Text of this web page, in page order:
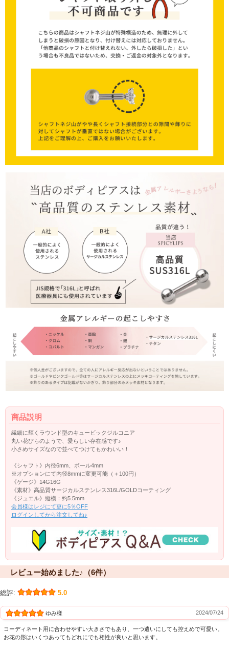
商品説明
繊細に輝くラウンド型のキュービックジルコニア
丸い花びらのようで、愛らしい存在感です♪
小さめサイズなので並べてつけてもかわいい！
《シャフト》内径6mm、ボール4mm
※オプションにて内径8mmに変更可能（＋100円）
《ゲージ》14G16G
《素材》高品質サージカルステンレス316L/GOLDコーティング
《ジュエル》縦横：約5.5mm
会員様はレジにて更に5％OFF
ログインしてから注文してね♪
レビュー始めました♪（6件）
総評: 5.0
ゆみ様 2024/07/24
コーディネート用に合わせやすい大きさでもあり、一つ遣いにしても控えめで可愛い。
お花の形はいくつあってもどれにでも相性が良いと思います。